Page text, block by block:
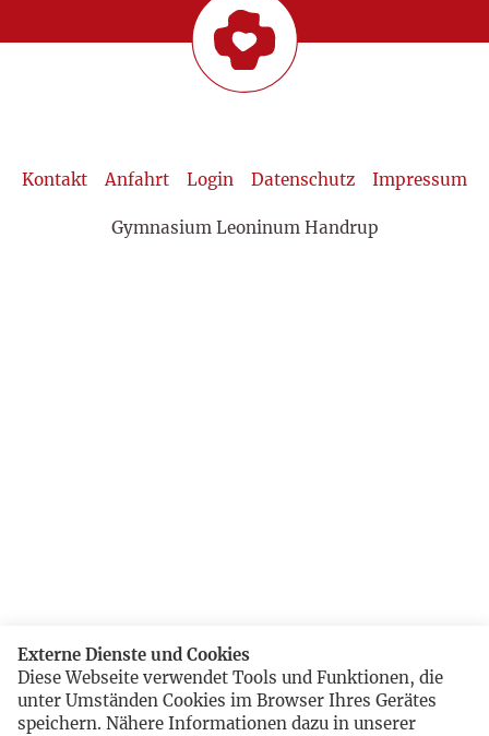
Kontakt Anfahrt Login Datenschutz Impressum
Gymnasium Leoninum Handrup
Externe Dienste und Cookies
Diese Webseite verwendet Tools und Funktionen, die
unter Umständen Cookies im Browser Ihres Gerätes
speichern. Nähere Informationen dazu in unserer